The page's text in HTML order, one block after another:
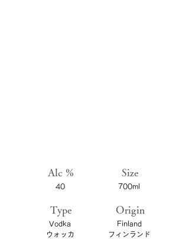
Alc %
40
Type
Vodka
​ウォッカ
Size
700ml
Origin
Finland
​フィンランド